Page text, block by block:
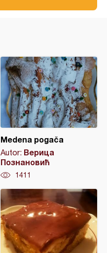
Medena pogača
Autor: Верица
Познановић
1411